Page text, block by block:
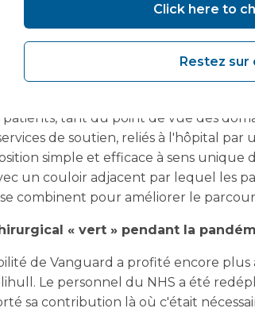
Vanguard sont conçus pour
patients, tant du point de vue des
de soutien, reliés à l'hôpital
simple et efficace à sens unique
un couloir adjacent par lequel les
combinent pour améliorer le
« vert » pendant la
de Vanguard a profité encore
Le personnel du NHS a été
sa contribution là où c'était
Click here to
Restez sur